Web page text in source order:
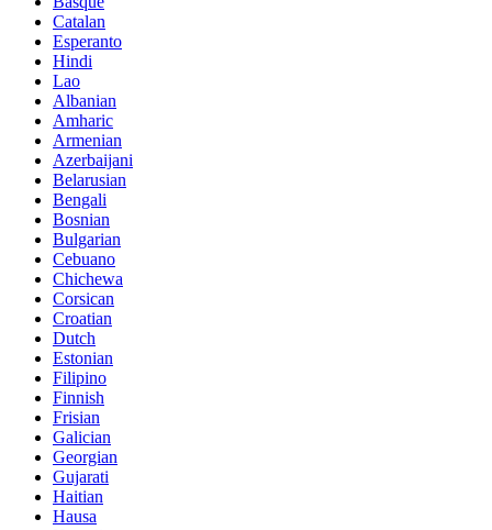
Catalan
Esperanto
Hindi
Lao
Albanian
Amharic
Armenian
Azerbaijani
Belarusian
Bengali
Bosnian
Bulgarian
Cebuano
Chichewa
Corsican
Croatian
Dutch
Estonian
Filipino
Finnish
Frisian
Galician
Georgian
Gujarati
Haitian
Hausa